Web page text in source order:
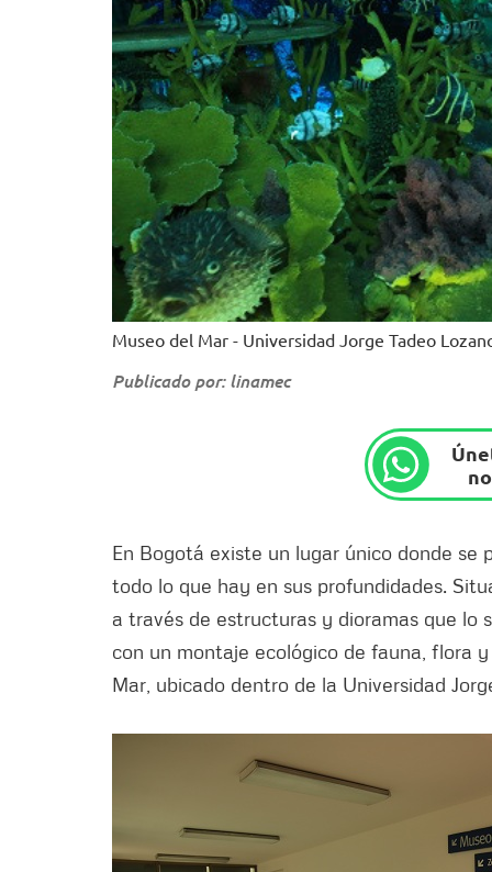
Museo del Mar - Universidad Jorge Tadeo
Publicado por: linamec
En Bogotá existe un lugar único donde se
todo lo que hay en sus profundidades.
a través de estructuras y dioramas que lo
con un montaje ecológico de fauna, flora
Mar, ubicado dentro de la Universidad